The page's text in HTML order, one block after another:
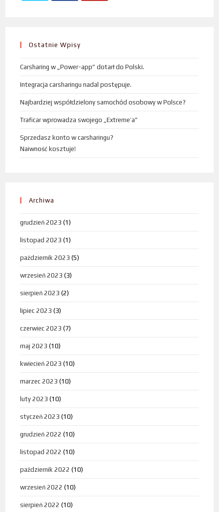
Ostatnie Wpisy
Carsharing w „Power-app” dotarł do Polski.
Integracja carsharingu nadal postępuje.
Najbardziej współdzielony samochód osobowy w Polsce?
Traficar wprowadza swojego „Extreme’a”
Sprzedasz konto w carsharingu?
Naiwność kosztuje!
Archiwa
grudzień 2023 (1)
listopad 2023 (1)
październik 2023 (5)
wrzesień 2023 (3)
sierpień 2023 (2)
lipiec 2023 (3)
czerwiec 2023 (7)
maj 2023 (10)
kwiecień 2023 (10)
marzec 2023 (10)
luty 2023 (10)
styczeń 2023 (10)
grudzień 2022 (10)
listopad 2022 (10)
październik 2022 (10)
wrzesień 2022 (10)
sierpień 2022 (10)